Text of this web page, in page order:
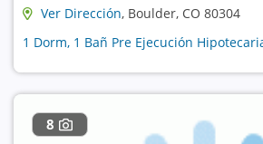
Ver Dirección, Boulder, CO 80304
1 Dorm, 1 Bañ Pre Ejecución
8